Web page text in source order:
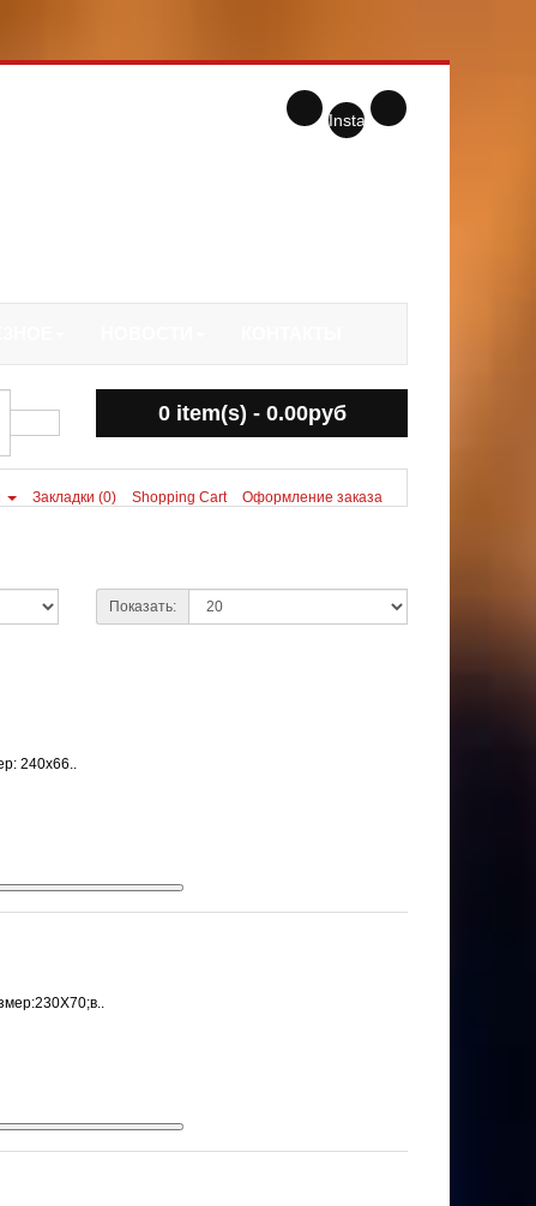
Instagram
0 item(s) - 0.00руб
Закладки (0) Shopping Cart Оформление заказа
Показать:
240х66..